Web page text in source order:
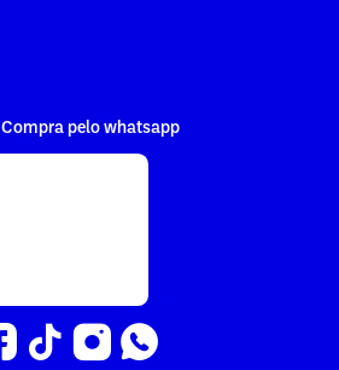
Compra pelo whatsapp